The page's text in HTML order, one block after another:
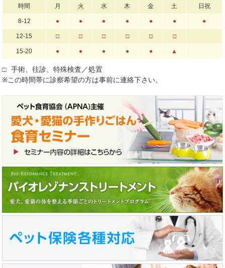
時間 月 火 水 木 金 土 日祝
8-12 ● ● ● ● ● ● ●
12-15 □ □ □ □ □ □
15-20 ● ● ● ● ● ▲
□
手術、往診、特殊検査／処置
※この時間帯に診察希望の方は事前に連絡下さい。